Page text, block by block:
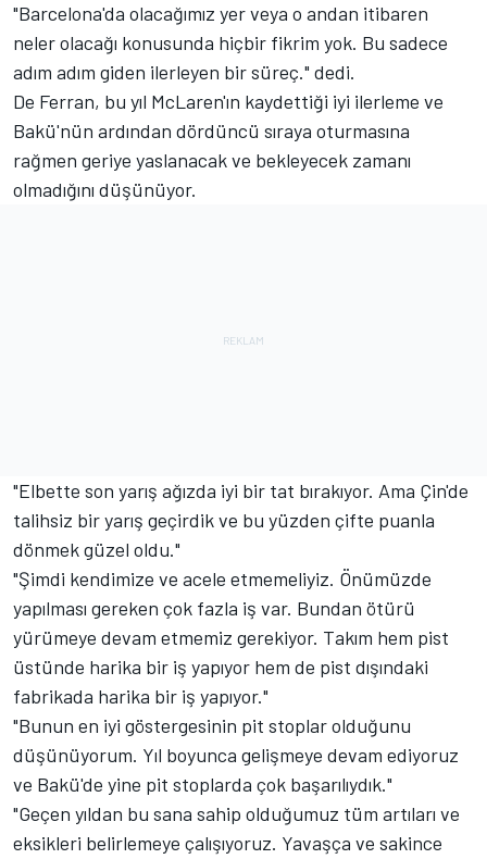
"Barcelona'da olacağımız yer veya o andan itibaren
neler olacağı konusunda hiçbir fikrim yok. Bu sadece
adım adım giden ilerleyen bir süreç." dedi.
De Ferran, bu yıl McLaren'ın kaydettiği iyi ilerleme ve
Bakü'nün ardından dördüncü sıraya oturmasına
rağmen geriye yaslanacak ve bekleyecek zamanı
olmadığını düşünüyor.
"Elbette son yarış ağızda iyi bir tat bırakıyor. Ama Çin'de
talihsiz bir yarış geçirdik ve bu yüzden çifte puanla
dönmek güzel oldu."
"Şimdi kendimize ve acele etmemeliyiz. Önümüzde
yapılması gereken çok fazla iş var. Bundan ötürü
yürümeye devam etmemiz gerekiyor. Takım hem pist
üstünde harika bir iş yapıyor hem de pist dışındaki
fabrikada harika bir iş yapıyor."
"Bunun en iyi göstergesinin pit stoplar olduğunu
düşünüyorum. Yıl boyunca gelişmeye devam ediyoruz
ve Bakü'de yine pit stoplarda çok başarılıydık."
"Geçen yıldan bu sana sahip olduğumuz tüm artıları ve
eksikleri belirlemeye çalışıyoruz. Yavaşça ve sakince